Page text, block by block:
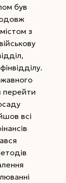
був
з
перейти
всі